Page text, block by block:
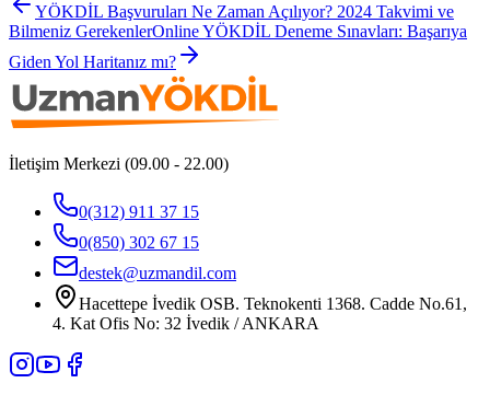
YÖKDİL Başvuruları Ne Zaman Açılıyor? 2024 Takvimi ve
Bilmeniz GerekenlerOnline YÖKDİL Deneme Sınavları: Başarıya
Giden Yol Haritanız mı?
İletişim Merkezi (09.00 - 22.00)
0(312) 911 37 15
0(850) 302 67 15
destek@uzmandil.com
Hacettepe İvedik OSB. Teknokenti 1368. Cadde No.61,
4. Kat Ofis No: 32 İvedik / ANKARA